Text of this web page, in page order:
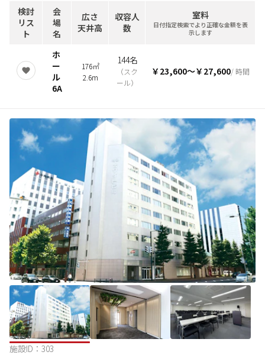
検討
リス
ト
会
場
名
広さ
天井高
収容人
数
室料
日付指定検索でより正確な金額を表
示します
ホ
ー
ル
6A
176㎡
2.6m
144名
（スク
ール）
￥23,600〜￥27,600/ 時間
施設ID： 303